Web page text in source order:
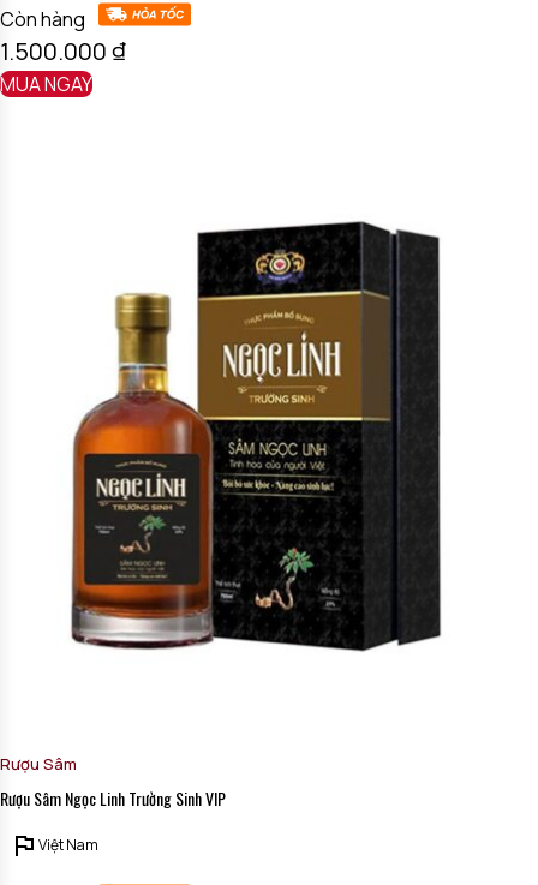
Còn hàng
1.500.000₫
MUA NGAY
Rượu Sâm
Rượu Sâm Ngọc Linh Trường Sinh VIP
Việt Nam